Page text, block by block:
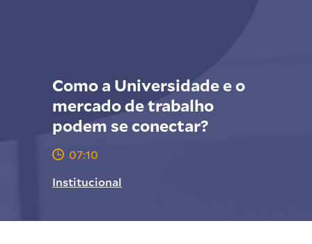
Como a Universidade e o
mercado de trabalho
podem se conectar?
07:10
Institucional